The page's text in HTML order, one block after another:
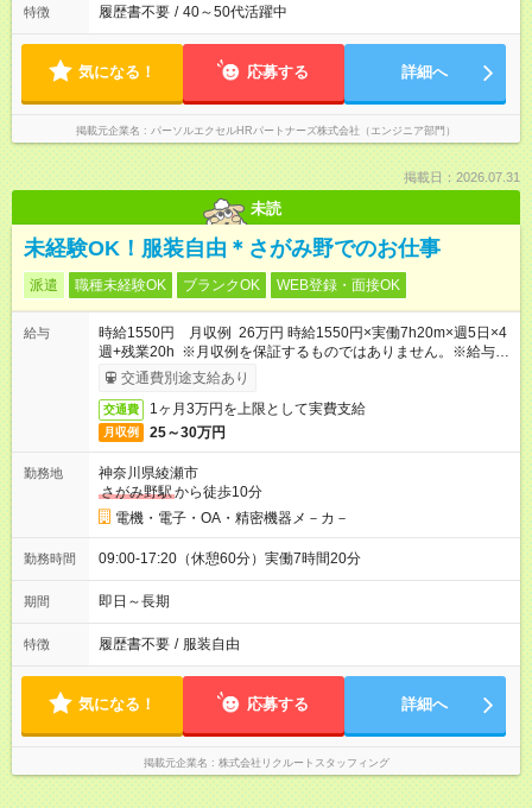
特徴 履歴書不要 / 40～50代活躍中
気になる！ 応募する 詳細へ
掲載元企業名 パーソルエクセルHRパートナーズ株式会社（エンジニア部門）
掲載日：2026.07.31
未読
未経験OK！服装自由＊さがみ野でのお仕事
派遣 職種未経験OK ブランクOK WEB登録・面接OK
給与
時給1550円 月収例 26万円 時給1550円×実働7h20m×週5日×4
週+残業20h ※月収例を保証するものではありません。※給与即
受取りサービス利用可（利用条件有）
交通費別途支給あり
交通費 1ヶ月3万円を上限として実費支給
月収例 25～30万円
勤務地
神奈川県綾瀬市
さがみ野駅から徒歩10分
電機・電子・OA・精密機器メ－カ－
勤務時間 09:00-17:20（休憩60分）実働7時間20分
期間 即日～長期
特徴 履歴書不要 / 服装自由
気になる！ 応募する 詳細へ
掲載元企業名 株式会社リクルートスタッフィング